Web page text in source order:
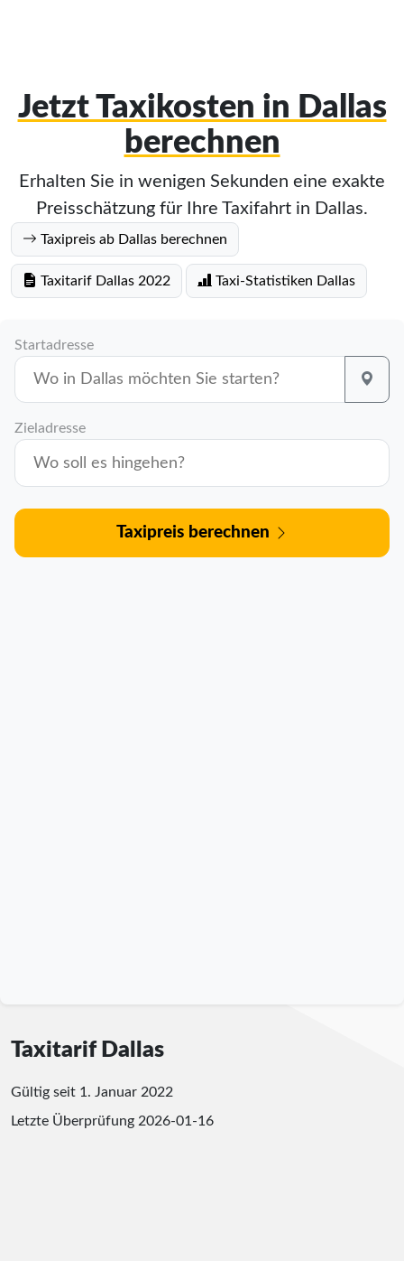
Jetzt Taxikosten in Dallas
berechnen
Erhalten Sie in wenigen Sekunden eine exakte
Preisschätzung für Ihre Taxifahrt in Dallas.
Taxipreis ab Dallas berechnen
Taxitarif Dallas 2022 Taxi-Statistiken Dallas
Startadresse
Zieladresse
Taxipreis berechnen
Taxitarif Dallas
Gültig seit 1. Januar 2022
Letzte Überprüfung 2026-01-16